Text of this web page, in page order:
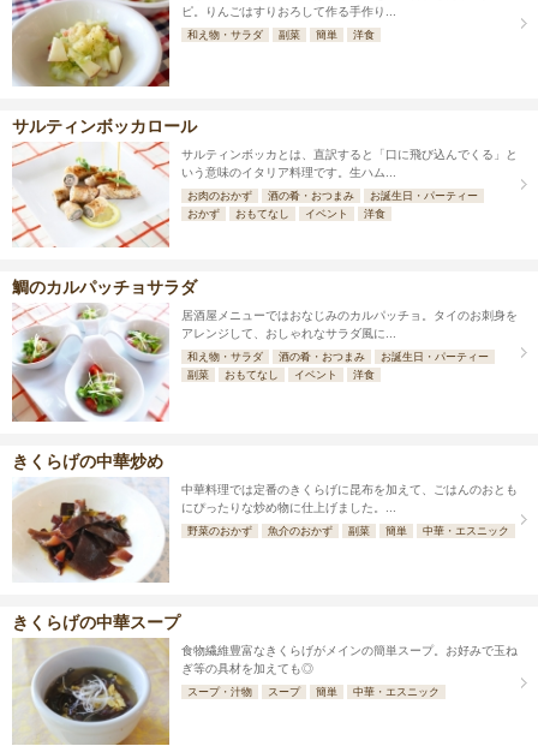
ピ。りんごはすりおろして作る手作り...
和え物・サラダ 副菜 簡単 洋食
サルティンボッカロール
サルティンボッカとは、直訳すると「口に飛び込んでくる」と
いう意味のイタリア料理です。生ハム...
お肉のおかず 酒の肴・おつまみ
お誕生日・パーティー
おかず
おもてなし イベント 洋食
鯛のカルパッチョサラダ
居酒屋メニューではおなじみのカルパッチョ。タイのお刺身を
アレンジして、おしゃれなサラダ風に...
和え物・サラダ 酒の肴・おつまみ
お誕生日・パーティー
副菜
おもてなし イベント 洋食
きくらげの中華炒め
中華料理では定番のきくらげに昆布を加えて、ごはんのおとも
にぴったりな炒め物に仕上げました。...
野菜のおかず 魚介のおかず 副菜 簡単 中華・エスニック
きくらげの中華スープ
食物繊維豊富なきくらげがメインの簡単スープ。お好みで玉ね
ぎ等の具材を加えても◎
スープ・汁物 スープ 簡単 中華・エスニック